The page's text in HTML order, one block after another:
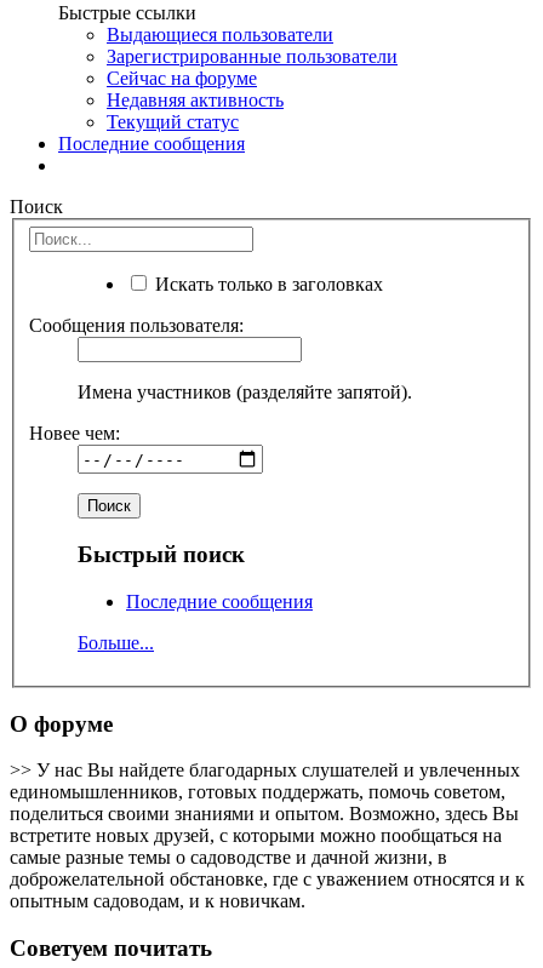
Быстрые ссылки
Выдающиеся пользователи
Зарегистрированные пользователи
Сейчас на форуме
Недавняя активность
Текущий статус
Последние сообщения
Поиск
Искать только в заголовках
Сообщения пользователя:
Имена участников (разделяйте запятой).
Новее чем:
Быстрый поиск
Последние сообщения
Больше...
О форуме
>> У нас Вы найдете благодарных слушателей и увлеченных
единомышленников, готовых поддержать, помочь советом,
поделиться своими знаниями и опытом. Возможно, здесь Вы
встретите новых друзей, с которыми можно пообщаться на
самые разные темы о садоводстве и дачной жизни, в
доброжелательной обстановке, где с уважением относятся и к
опытным садоводам, и к новичкам.
Советуем почитать